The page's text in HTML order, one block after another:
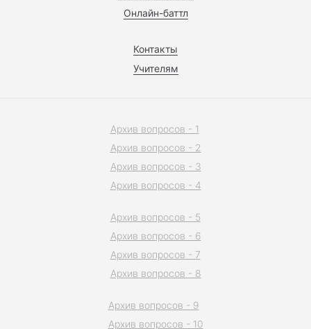
Онлайн-баттл
Контакты
Учителям
Архив вопросов - 1
Архив вопросов - 2
Архив вопросов - 3
Архив вопросов - 4
Архив вопросов - 5
Архив вопросов - 6
Архив вопросов - 7
Архив вопросов - 8
Архив вопросов - 9
Архив вопросов - 10